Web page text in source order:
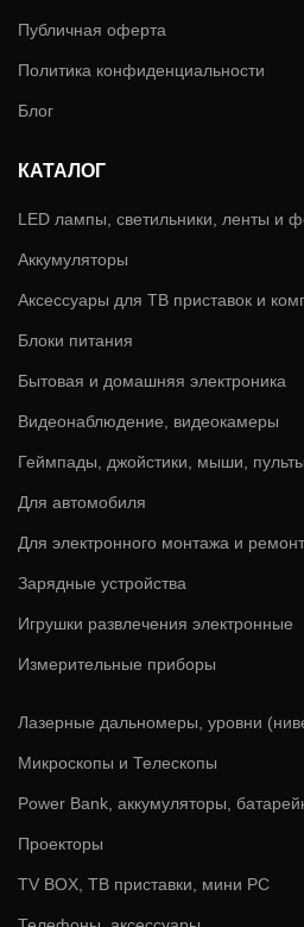
Публичная оферта
Политика конфиденциальности
Блог
КАТАЛОГ
LED лампы, светильники, ленты и
Аккумуляторы
Аксессуары для ТВ приставок и
Блоки питания
Бытовая и домашняя электроника
Видеонаблюдение, видеокамеры
Геймпады, джойстики, мыши, пульты
Для автомобиля
Для электронного монтажа и
Зарядные устройства
Игрушки развлечения электронные
Измерительные приборы
Лазерные дальномеры, уровни
Микроскопы и Телескопы
Power Bank, аккумуляторы,
Проекторы
TV BOX, ТВ приставки, мини PC